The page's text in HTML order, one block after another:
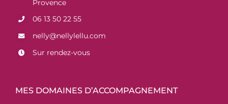
Provence
06 13 50 22 55
nelly@nellylellu.com
Sur rendez-vous
MES DOMAINES D’ACCOMPAGNEMENT